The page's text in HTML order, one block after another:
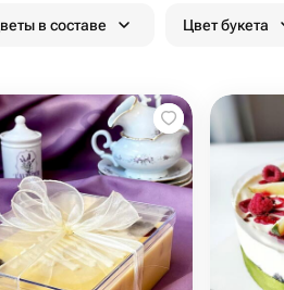
в составе Цвет букета